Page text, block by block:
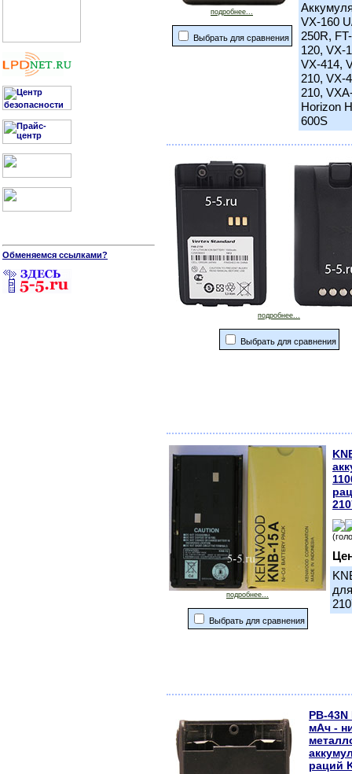
Обменяемся ссылками?
подробнее...
Выбрать для сравнения
VX-160
250R,
120, VX-
VX-414,
210, VX-
210,
Horizon
600S
подробнее...
Выбрать для сравнения
подробнее...
Выбрать для сравнения
PB-43N
мАч -
раций